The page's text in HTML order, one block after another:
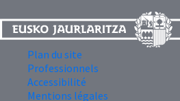
Plan du site
Professionnels
Accessibilité
Mentions légales